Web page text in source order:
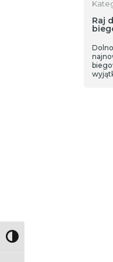
Toggle High Contrast
Raj